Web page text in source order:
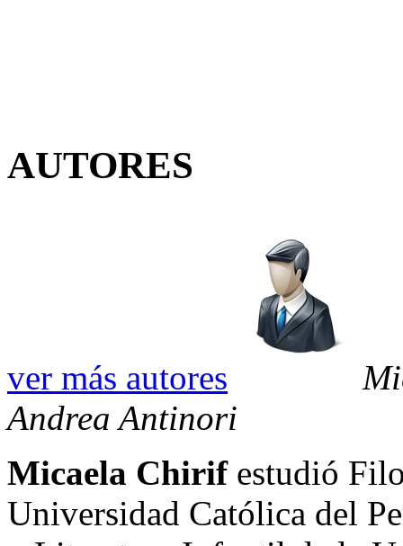
AUTORES
ver más autores
Andrea Antinori
Micaela Chirifestudió
Universidad Católica del